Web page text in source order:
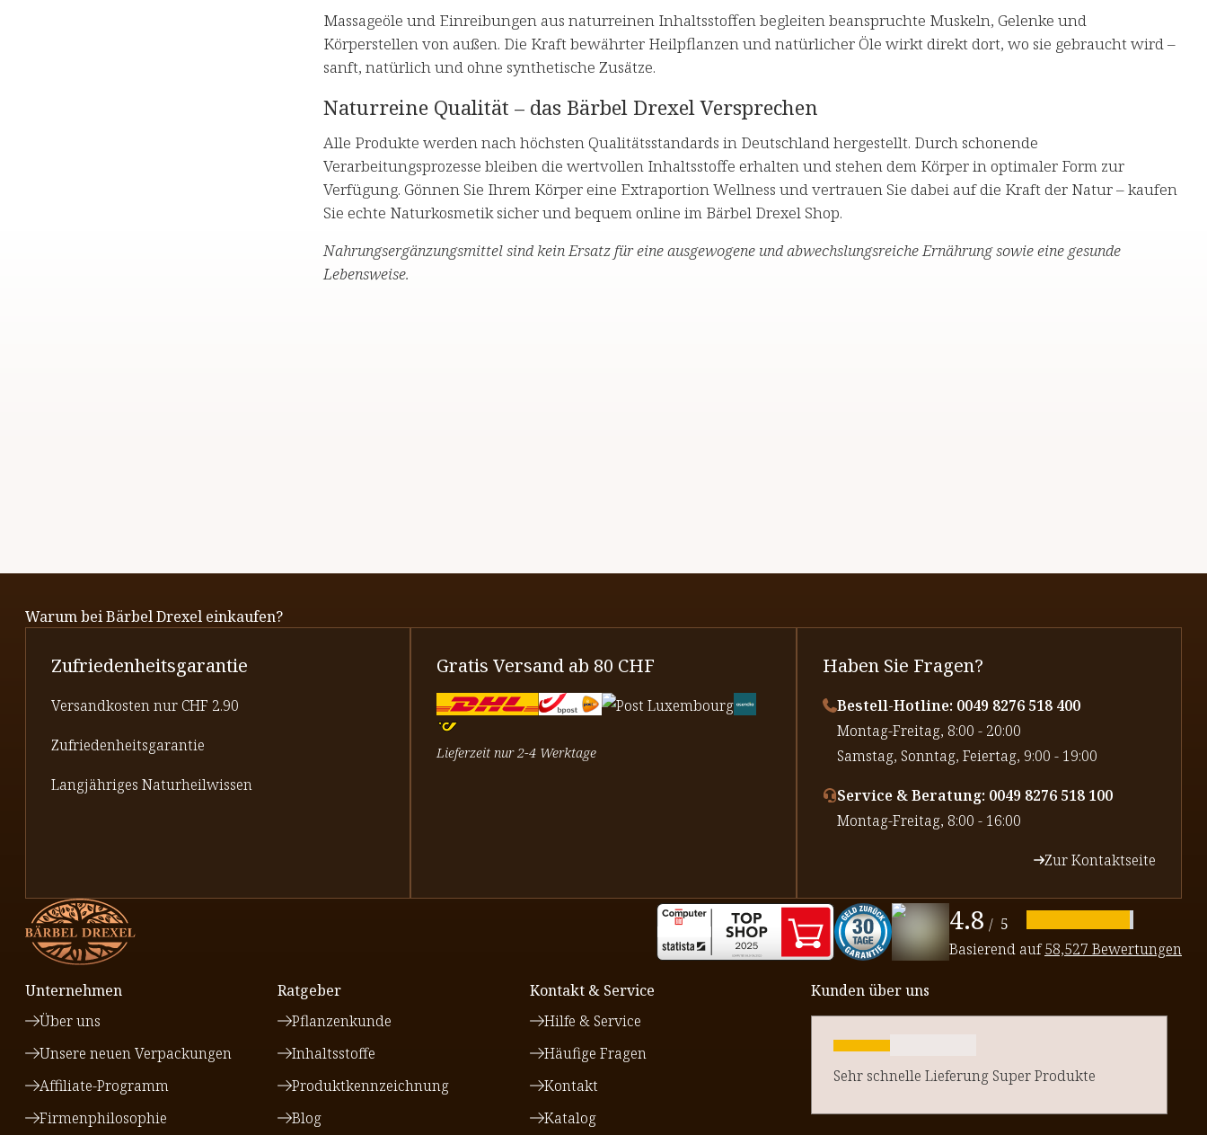
Massageöle und Einreibungen aus naturreinen Inhaltsstoffen begleiten beanspruchte Muskeln, Gelenke und
Körperstellen von außen. Die Kraft bewährter Heilpflanzen und natürlicher Öle wirkt direkt dort, wo sie gebraucht wird –
sanft, natürlich und ohne synthetische Zusätze.
Naturreine Qualität – das Bärbel Drexel Versprechen
Alle Produkte werden nach höchsten Qualitätsstandards in Deutschland hergestellt. Durch schonende
Verarbeitungsprozesse bleiben die wertvollen Inhaltsstoffe erhalten und stehen dem Körper in optimaler Form zur
Verfügung. Gönnen Sie Ihrem Körper eine Extraportion Wellness und vertrauen Sie dabei auf die Kraft der Natur – kaufen
Sie echte Naturkosmetik sicher und bequem online im Bärbel Drexel Shop.
Nahrungsergänzungsmittel sind kein Ersatz für eine ausgewogene und abwechslungsreiche Ernährung sowie eine gesunde
Lebensweise.
Warum bei Bärbel Drexel einkaufen?
Zufriedenheitsgarantie
Versandkosten nur CHF 2.90
Zufriedenheitsgarantie
Langjähriges Naturheilwissen
Gratis Versand ab 80 CHF
Lieferzeit nur 2-4 Werktage
Haben Sie Fragen?
Bestell-Hotline: 0049 8276 518 400
⁠Montag-Freitag, 8:00 - 20:00
⁠Samstag, Sonntag, Feiertag, 9:00 - 19:00
Service & Beratung: 0049 8276 518 100
⁠Montag-Freitag, 8:00 - 16:00
Zur Kontaktseite
4.8 / 5
Basierend auf58,527 Bewertungen
Unternehmen
Über uns
Unsere neuen Verpackungen
Affiliate-Programm
Firmenphilosophie
Ratgeber
Pflanzenkunde
Inhaltsstoffe
Produktkennzeichnung
Blog
Kontakt & Service
Hilfe & Service
Häufige Fragen
Kontakt
Katalog
Kunden über uns
Sehr schnelle Lieferung Super Produkte